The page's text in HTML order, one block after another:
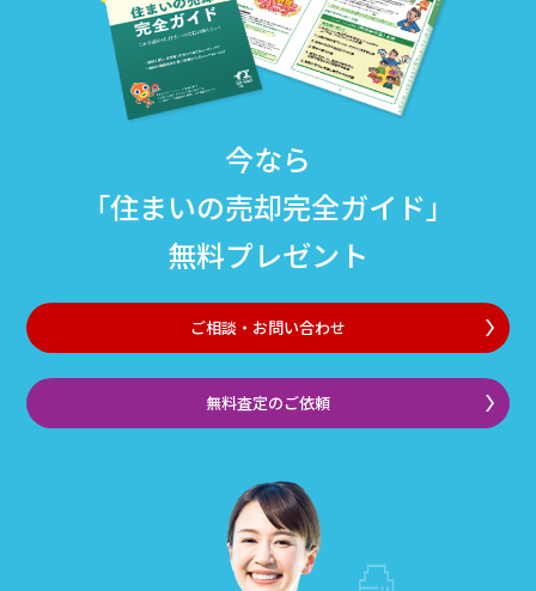
今なら
「住まいの売却完全ガイド」
無料プレゼント
ご相談・お問い合わせ
無料査定のご依頼